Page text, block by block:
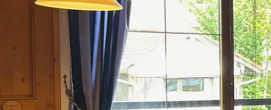
Chiemsee &
Aktivitäten für die Familie
Golfen
Orte